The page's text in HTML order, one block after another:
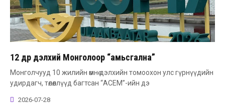
12 өдөр дэлхий Монголоор “амьсгална”
Монголчууд 10 жилийн өмнө дэлхийн томоохон улс гүрнүүдийн
удирдагч, төлөөллүүд багтсан “АСЕМ”-ийн дэ
2026-07-28